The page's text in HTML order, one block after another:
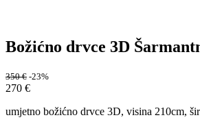
Božićno drvce 3D
350€ -23%
270 €
umjetno božićno drvce 3D, visina 210cm,